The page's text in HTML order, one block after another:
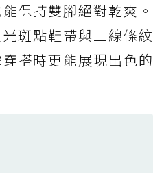
Motion Access：
量化工裝健走鞋雨天必備
Motion Access：
量化工裝健走鞋雨天必備
保持雙腳絕對乾爽。
斑點鞋帶與三線條紋
搭時更能展現出色的